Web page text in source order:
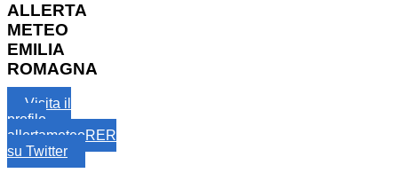
ALLERTA
METEO
EMILIA
ROMAGNA
Visita il
profilo
allertameteoRER
su Twitter